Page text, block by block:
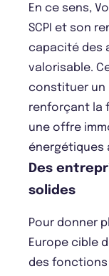
En ce sens,
SCPI et son
capacité des
valorisable.
constituer un
renforçant la
une offre
énergétiques
Des
solides
Pour donner
Europe cible
des fonctions